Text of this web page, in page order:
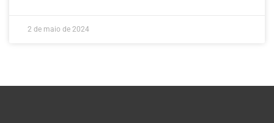
2 de maio de 2024